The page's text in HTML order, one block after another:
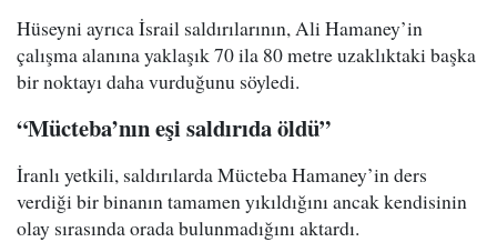
Hüseyni ayrıca İsrail saldırılarının, Ali Hamaney’in
çalışma alanına yaklaşık 70 ila 80 metre uzaklıktaki başka
bir noktayı daha vurduğunu söyledi.
“Mücteba’nın eşi saldırıda öldü”
İranlı yetkili, saldırılarda Mücteba Hamaney’in ders
verdiği bir binanın tamamen yıkıldığını ancak kendisinin
olay sırasında orada bulunmadığını aktardı.